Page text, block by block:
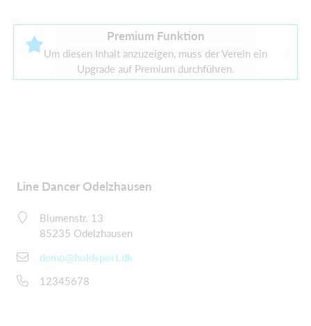
Premium Funktion
Um diesen Inhalt anzuzeigen, muss der Verein ein
Upgrade auf Premium durchführen.
Derzeit gibt es keine Sponsoren
Line Dancer Odelzhausen
Blumenstr. 13
85235 Odelzhausen
demo@holdsport.dk
12345678